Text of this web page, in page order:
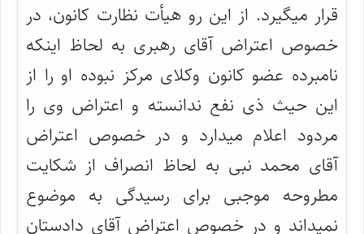
قرار میگیرد. از این رو هیأت نظارت کانون، در
خصوص اعتراض آقای رهبری به لحاظ اینکه
نامبرده عضو کانون وکلای مرکز نبوده او را از
این حیث ذی نفع ندانسته و اعتراض وی را
مردود اعلام میدارد و در خصوص اعتراض
آقای محمد نبی به لحاظ انصراف از شکایت
مطروحه موجبی برای رسیدگی به موضوع
نمیداند و در خصوص اعتراض آقای دادستان